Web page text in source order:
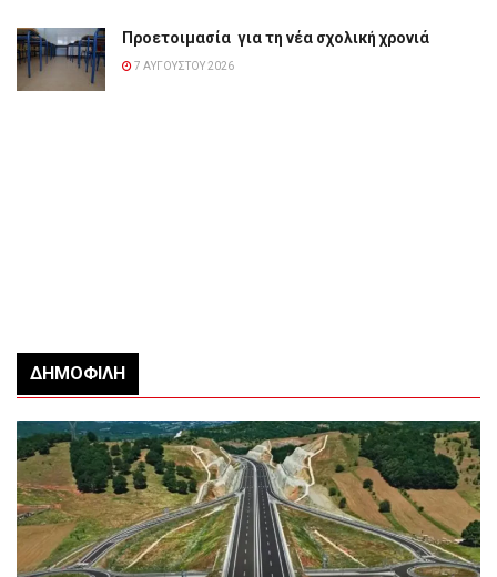
Προετοιμασία για τη νέα σχολική χρονιά
7 ΑΥΓΟΎΣΤΟΥ 2026
ΔΗΜΟΦΙΛΉ